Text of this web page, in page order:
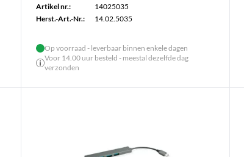
Artikel nr.:
14025035
Herst.-Art.-Nr.:
14.02.5035
Op voorraad - leverbaar binnen enkele dagen
Voor 14.00 uur besteld - meestal dezelfde dag
verzonden